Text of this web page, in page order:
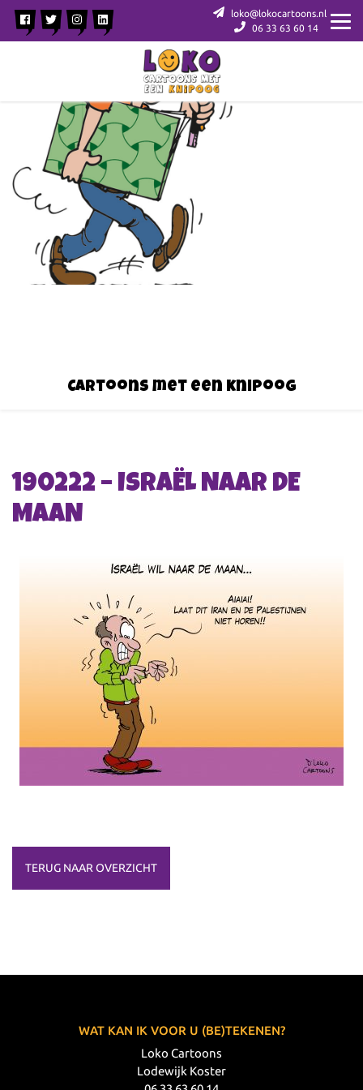
loko@lokocartoons.nl
06 33 63 60 14
Cartoons met een knipoog
190222 – ISRAËL NAAR DE
MAAN
TERUG NAAR OVERZICHT
WAT KAN IK VOOR U (BE)TEKENEN?
Loko Cartoons
Lodewijk Koster